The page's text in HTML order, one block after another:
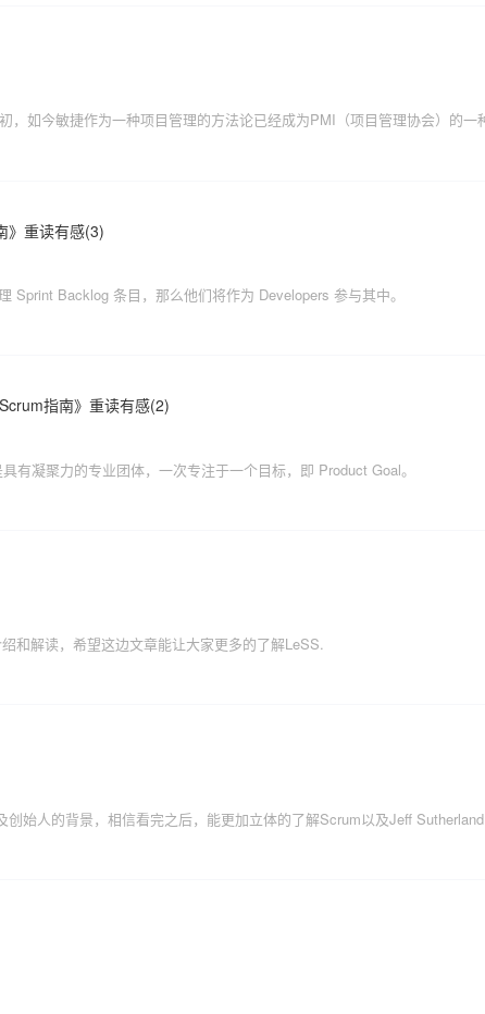
重读有感(3)
Sprint Backlog 条目，那么他们将作为 Developers 参与其中。
指南》重读有感(2)
有凝聚力的专业团体，一次专注于一个目标，即 Product Goal。
和解读，希望这边文章能让大家更多的了解LeSS.
始人的背景，相信看完之后，能更加立体的了解Scrum以及Jeff Sutherland